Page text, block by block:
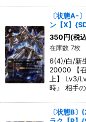
〔状態A-
ン【X】
350 円(税
在庫数 7枚
6(4)/白/新
20000 【
上】 Lv3/
時』 相手
〔状態B